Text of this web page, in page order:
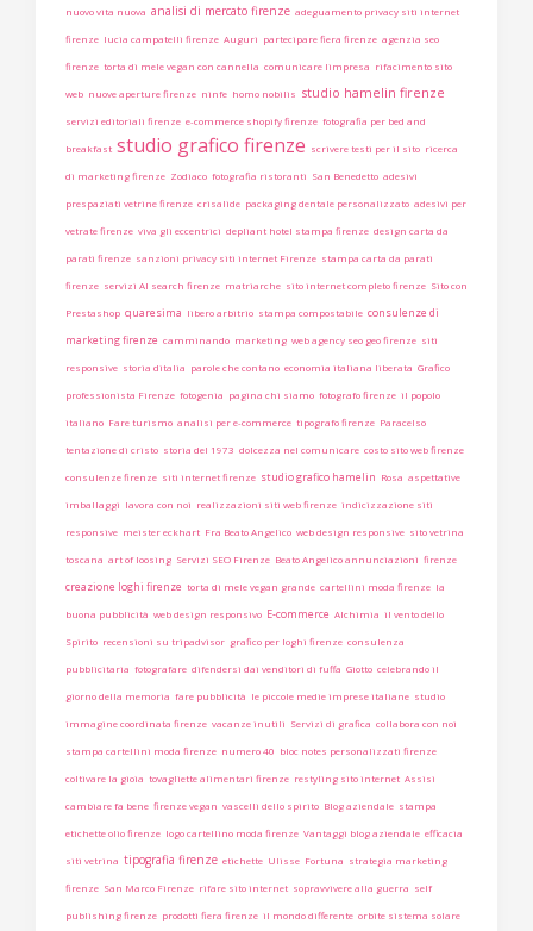
nuovo vita nuova analisi di mercato firenze adeguamento privacy siti internet
firenze lucia campatelli firenze Auguri partecipare fiera firenze agenzia seo
firenze torta di mele vegan con cannella comunicare limpresa rifacimento sito
web nuove aperture firenze ninfe homo nobilis studio hamelin firenze
servizi editoriali firenze e-commerce shopify firenze fotografia per bed and
breakfast studio grafico firenze scrivere testi per il sito ricerca
di marketing firenze Zodiaco fotografia ristoranti San Benedetto adesivi
prespaziati vetrine firenze crisalide packaging dentale personalizzato adesivi per
vetrate firenze viva gli eccentrici depliant hotel stampa firenze design carta da
parati firenze sanzioni privacy siti internet Firenze stampa carta da parati
firenze servizi AI search firenze matriarche sito internet completo firenze Sito con
Prestashop quaresima libero arbitrio stampa compostabile consulenze di
marketing firenze camminando marketing web agency seo geo firenze siti
responsive storia ditalia parole che contano economia italiana liberata Grafico
professionista Firenze fotogenia pagina chi siamo fotografo firenze il popolo
italiano Fare turismo analisi per e-commerce tipografo firenze Paracelso
tentazione di cristo storia del 1973 dolcezza nel comunicare costo sito web firenze
consulenze firenze siti internet firenze studio grafico hamelin Rosa aspettative
imballaggi lavora con noi realizzazioni siti web firenze indicizzazione siti
responsive meister eckhart Fra Beato Angelico web design responsive sito vetrina
toscana art of loosing Servizi SEO Firenze Beato Angelico annunciazioni firenze
creazione loghi firenze torta di mele vegan grande cartellini moda firenze la
buona pubblicità web design responsivo E-commerce Alchimia il vento dello
Spirito recensioni su tripadvisor grafico per loghi firenze consulenza
pubblicitaria fotografare difendersi dai venditori di fuffa Giotto celebrando il
giorno della memoria fare pubblicità le piccole medie imprese italiane studio
immagine coordinata firenze vacanze inutili Servizi di grafica collabora con noi
stampa cartellini moda firenze numero 40 bloc notes personalizzati firenze
coltivare la gioia tovagliette alimentari firenze restyling sito internet Assisi
cambiare fa bene firenze vegan vascelli dello spirito Blog aziendale stampa
etichette olio firenze logo cartellino moda firenze Vantaggi blog aziendale efficacia
siti vetrina tipografia firenze etichette Ulisse Fortuna strategia marketing
firenze San Marco Firenze rifare sito internet sopravvivere alla guerra self
publishing firenze prodotti fiera firenze il mondo differente orbite sistema solare